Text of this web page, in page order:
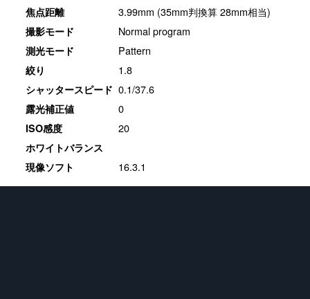
焦点距離
3.99mm (35mm判換算 28mm相当)
撮影モード Normal program
測光モード Pattern
絞り 1.8
シャッタースピード 0.1/37.6
露光補正値 0
ISO感度 20
ホワイトバランス
現像ソフト
16.3.1